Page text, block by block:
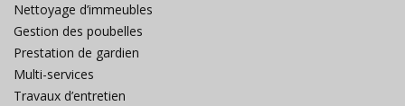
Nettoyage d’immeubles
Gestion des poubelles
Prestation de gardien
Multi-services
Travaux d’entretien